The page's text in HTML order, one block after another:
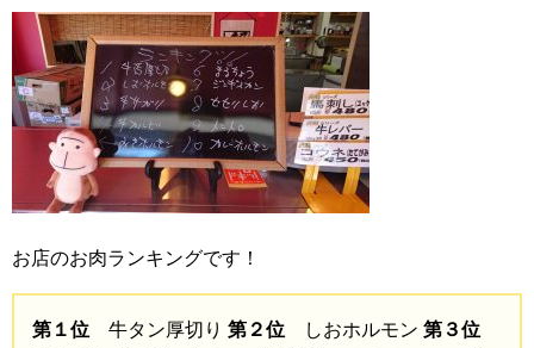
お店のお肉ランキングです！
第１位 牛タン厚切り 第２位 しおホルモン 第３位